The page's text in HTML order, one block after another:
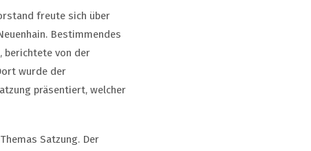
freute sich über
Bestimmendes
berichtete von der
wurde der
präsentiert, welcher
Satzung. Der